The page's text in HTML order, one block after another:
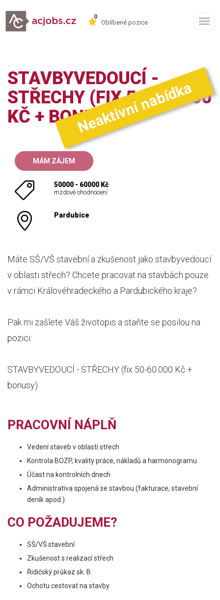
0
Oblíbené pozice
STAVBYVEDOUCÍ -
STŘECHY (FIX 50-60.000
KČ + BONUSY)Neaktivní nabídka
MÁM ZÁJEM
50000 - 60000 Kč
mzdové ohodnocení
Pardubice
Máte SŠ/VŠ stavební a zkušenost jako stavbyvedoucí
v oblasti střech? Chcete pracovat na stavbách pouze
v rámci Královéhradeckého a Pardubického kraje?
Pak mi zašlete Váš životopis a staňte se posilou na
pozici:
STAVBYVEDOUCÍ - STŘECHY (fix 50-60.000 Kč +
bonusy)
PRACOVNÍ NÁPLŇ
Vedení staveb v oblasti střech
Kontrola BOZP, kvality práce, nákladů a harmonogramu
Účast na kontrolních dnech
Administrativa spojená se stavbou (fakturace, stavební
deník apod.)
CO POŽADUJEME?
SŠ/VŠ stavební
Zkušenost s realizací střech
Řidičský průkaz sk. B
Ochotu cestovat na stavby